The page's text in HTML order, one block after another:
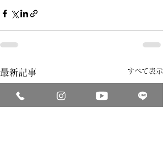
最新記事 すべて表示